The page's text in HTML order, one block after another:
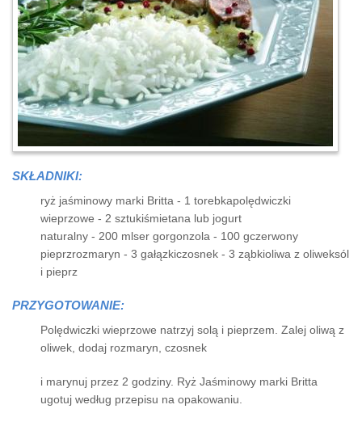
SKŁADNIKI:
ryż jaśminowy marki Britta - 1 torebkapolędwiczki
wieprzowe - 2 sztukiśmietana lub jogurt
naturalny - 200 mlser gorgonzola - 100 gczerwony
pieprzrozmaryn - 3 gałązkiczosnek - 3 ząbkioliwa z oliweksól
i pieprz
PRZYGOTOWANIE:
Polędwiczki wieprzowe natrzyj solą i pieprzem. Zalej oliwą z
oliwek, dodaj rozmaryn, czosnek
i marynuj przez 2 godziny. Ryż Jaśminowy marki Britta
ugotuj według przepisu na opakowaniu.